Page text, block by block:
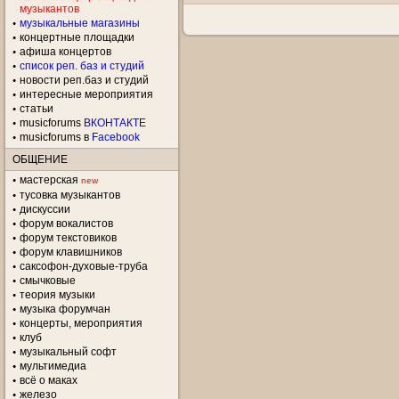
музыкантов
музыкальные магазины
концертные площадки
aфиша концертов
список реп. баз и студий
новости реп.баз и студий
интересные мероприятия
статьи
musicforums ВКОНТАКТЕ
musicforums в Facebook
ОБЩЕНИЕ
мастерская new
тусовка музыкантов
дискуссии
форум вокалистов
форум текстовиков
форум клавишников
саксофон-духовые-труба
смычковые
теория музыки
музыка форумчан
концерты, мероприятия
клуб
музыкальный софт
мультимедиа
всё о маках
железо